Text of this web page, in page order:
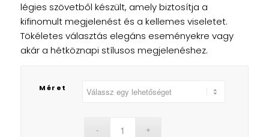
légies szövetből készült, amely biztosítja a
kifinomult megjelenést és a kellemes viseletet.
Tökéletes választás elegáns eseményekre vagy
akár a hétköznapi stílusos megjelenéshez.
Méret